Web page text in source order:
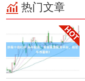
热门文章